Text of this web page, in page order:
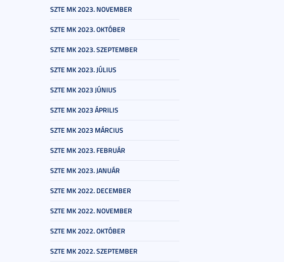
SZTE MK 2023. NOVEMBER
SZTE MK 2023. OKTÓBER
SZTE MK 2023. SZEPTEMBER
SZTE MK 2023. JÚLIUS
SZTE MK 2023 JÚNIUS
SZTE MK 2023 ÁPRILIS
SZTE MK 2023 MÁRCIUS
SZTE MK 2023. FEBRUÁR
SZTE MK 2023. JANUÁR
SZTE MK 2022. DECEMBER
SZTE MK 2022. NOVEMBER
SZTE MK 2022. OKTÓBER
SZTE MK 2022. SZEPTEMBER